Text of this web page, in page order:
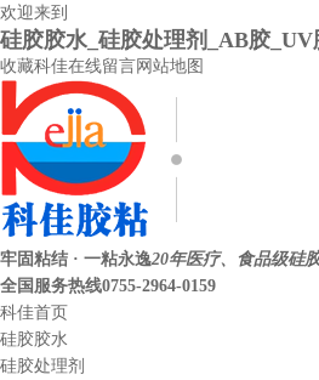
欢迎来到
硅胶胶水_硅胶处理剂_AB胶
收藏科佳在线留言网站地图
牢固粘结 · 一粘永逸20年医疗、食品级硅
全国服务热线0755-2964-0159
科佳首页
硅胶胶水
硅胶处理剂